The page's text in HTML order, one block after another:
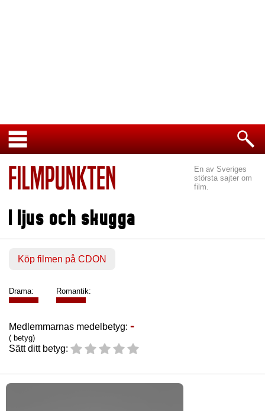
En av Sveriges
största sajter om
film.
I ljus och skugga
Köp filmen på CDON
Drama: Romantik:
Medlemmarnas medelbetyg: -
( betyg)
Sätt ditt betyg: